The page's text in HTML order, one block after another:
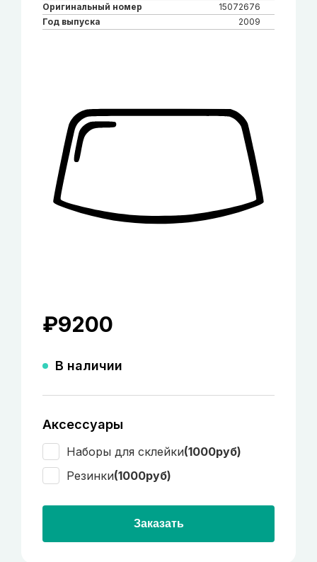
Оригинальный номер
15072676
Год выпуска
2009
₽9200
В наличии
Аксессуары
Наборы для склейки(1000руб)
Резинки(1000руб)
Заказать